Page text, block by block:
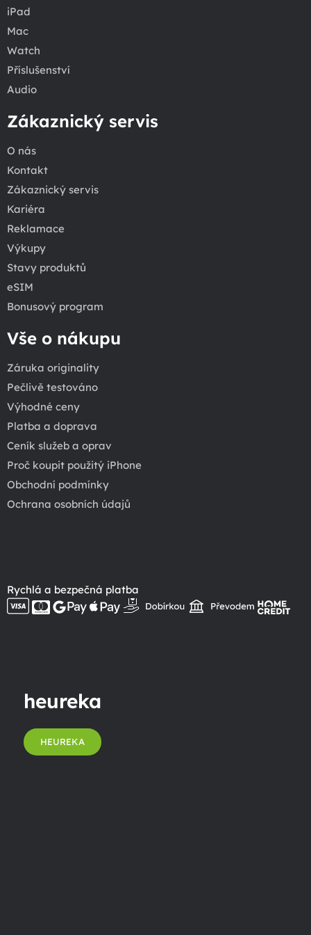
iPad
Mac
Watch
Příslušenství
Audio
Zákaznický servis
O nás
Kontakt
Zákaznický servis
Kariéra
Reklamace
Výkupy
Stavy produktů
eSIM
Bonusový program
Vše o nákupu
Záruka originality
Pečlivě testováno
Výhodné ceny
Platba a doprava
Ceník služeb a oprav
Proč koupit použitý iPhone
Obchodní podmínky
Ochrana osobních údajů
Rychlá a bezpečná platba
heureka
HEUREKA